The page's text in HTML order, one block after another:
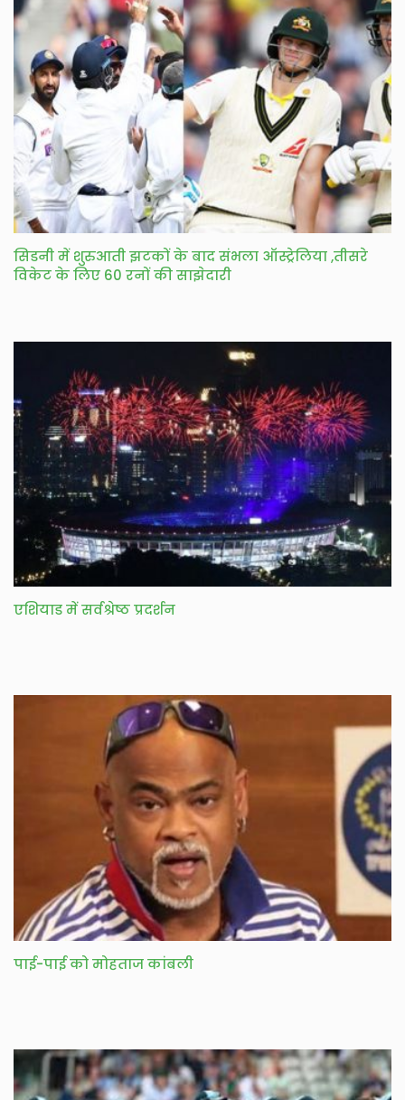
सिडनी में शुरुआती झटकों के बाद संभला ऑस्ट्रेलिया ,तीसरे
विकेट के लिए 60 रनों की साझेदारी
एशियाड में सर्वश्रेष्ठ प्रदर्शन
पाई-पाई को मोहताज कांबली